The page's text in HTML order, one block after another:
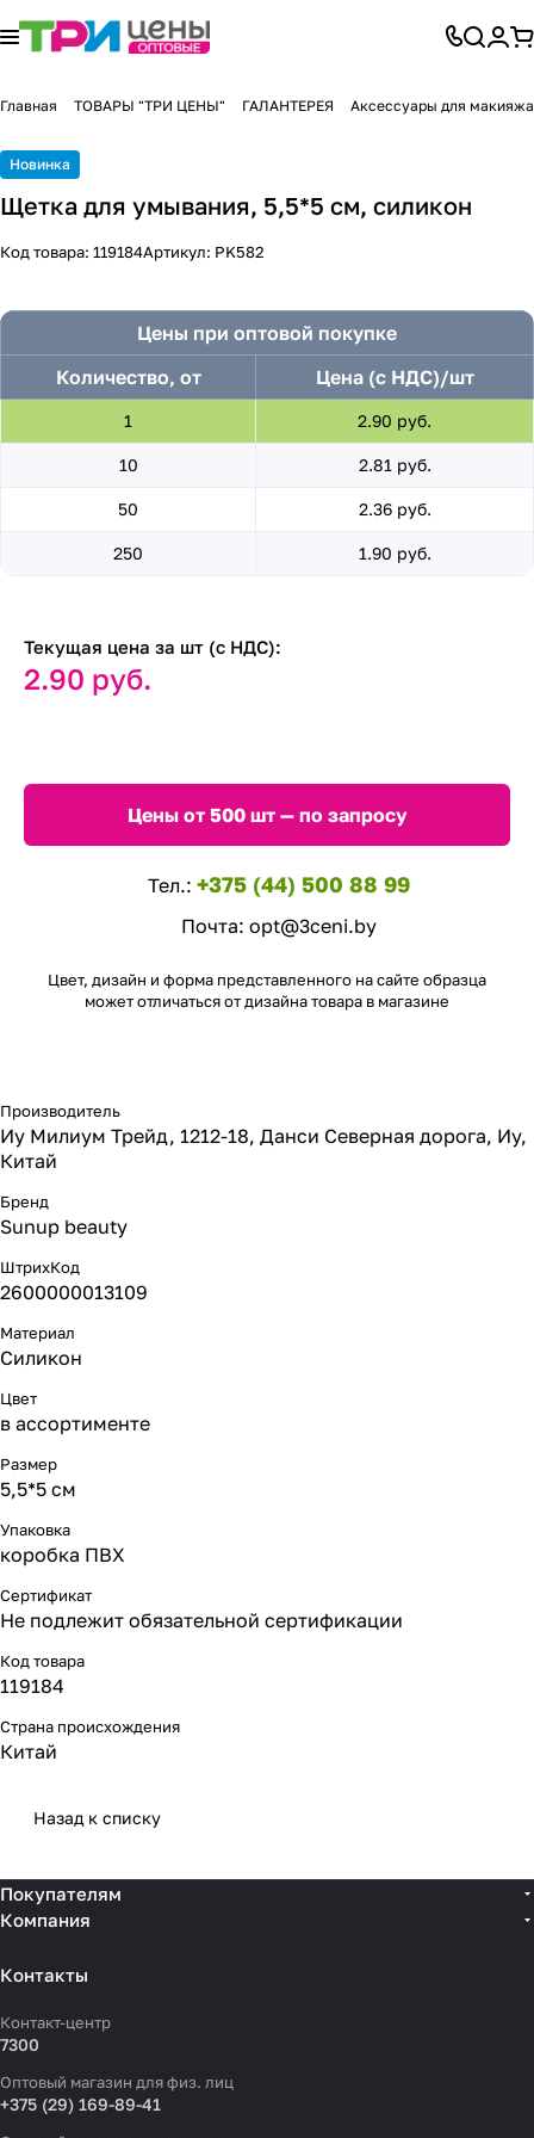
Главная ТОВАРЫ "ТРИ ЦЕНЫ" ГАЛАНТЕРЕЯ Аксессуары для макияжа
Новинка
Щетка для умывания, 5,5*5 см, силикон
Код товара: 119184Артикул: PK582
Цены при оптовой покупке
Количество, от
Цена (с НДС)/шт
1 2.90 руб.
10 2.81 руб.
50 2.36 руб.
250 1.90 руб.
Текущая цена за шт (с НДС):
2.90 руб.
Цены от 500 шт — по запросу
Тел.: +375 (44) 500 88 99
Почта: opt@3ceni.by
Цвет, дизайн и форма представленного на сайте образца
может отличаться от дизайна товара в магазине
Производитель
Иу Милиум Трейд, 1212-18, Данси Северная дорога, Иу,
Китай
Бренд
Sunup beauty
ШтрихКод
2600000013109
Материал
Силикон
Цвет
в ассортименте
Размер
5,5*5 см
Упаковка
коробка ПВХ
Сертификат
Не подлежит обязательной сертификации
Код товара
119184
Страна происхождения
Китай
Назад к списку
Покупателям
Компания
Контакты
Контакт-центр
7300
Оптовый магазин для физ. лиц
+375 (29) 169-89-41